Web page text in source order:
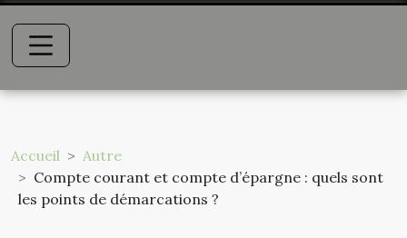
Accueil
Autre
Compte courant et compte d’épargne : quels sont
les points de démarcations ?